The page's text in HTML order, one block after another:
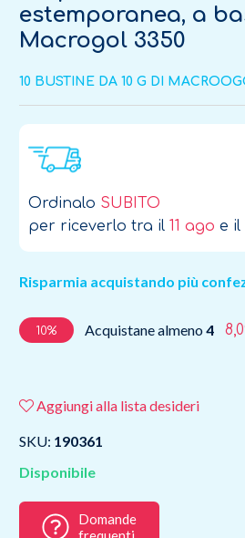
estemporanea, a
Macrogol 3350
10 BUSTINE DA 10 G DI
Ordinalo SUBITO
per riceverlo tra il 11 ago e il
Risparmia acquistando più
10% Acquistane almeno 4
Aggiungi alla lista desideri
SKU: 190361
Disponibile
Domande